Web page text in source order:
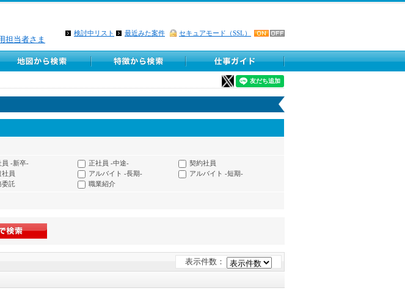
検討中リスト 最近みた案件 セキュアモード（SSL）
担当者さま
員 -新卒- 正社員 -中途-
契約社員
社員
アルバイト -長期-
アルバイト -短期-
委託
職業紹介
表示件数：